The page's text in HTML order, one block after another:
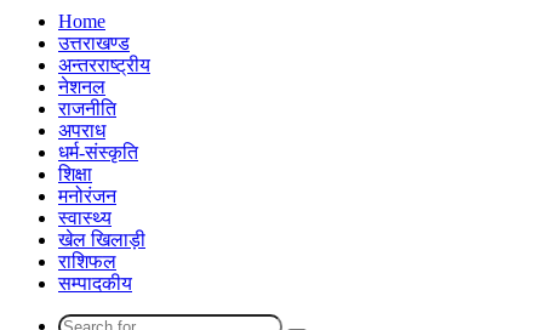
Home
उत्तराखण्ड
अन्तरराष्ट्रीय
नेशनल
राजनीति
अपराध
धर्म-संस्कृति
शिक्षा
मनोरंजन
स्वास्थ्य
खेल खिलाड़ी
राशिफल
सम्पादकीय